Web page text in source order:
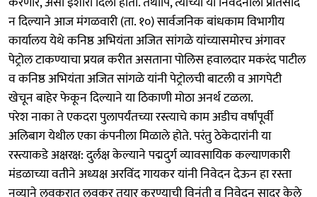
न दिल्याने आज मंगळवारी (ता. १०) सार्वजनिक बांधकाम विभागीय
कार्यालय येथे कनिष्ठ अभियंता अजित सांगळे यांच्यासमोरच अंगावर
पेट्रोल टाकण्याचा प्रयत्न करीत असताना पोलिस हवालदार मकरंद पाटील
व कनिष्ठ अभियंता अजित सांगळे यांनी पेट्रोलची बाटली व आगपेटी
खेचून बाहेर फेकून दिल्याने या ठिकाणी मोठा अनर्थ टळला.
परेश नाका ते एकदरा पुलापर्यंतच्या रस्त्याचे काम अडीच वर्षांपूर्वी
अलिबाग येथील एका कंपनीला मिळाले होते. परंतु ठेकेदारांनी या
रस्त्याकडे अक्षरक्ष: दुर्लक्ष केल्याने पद्मदुर्ग व्यावसायिक कल्याणकारी
मंडळाच्या वतीने अध्यक्ष अरविंद गायकर यांनी निवेदन देऊन हा रस्ता